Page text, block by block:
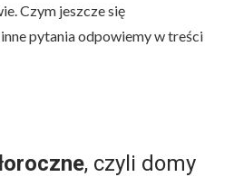
Czym jeszcze się
pytania odpowiemy w treści
, czyli domy